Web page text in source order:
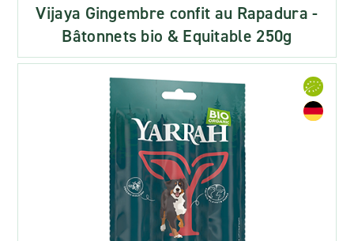
Vijaya Gingembre confit au Rapadura -
Bâtonnets bio & Equitable 250g